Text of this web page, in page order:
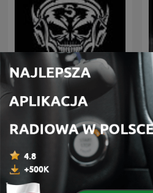
Hardcore Mixtapes